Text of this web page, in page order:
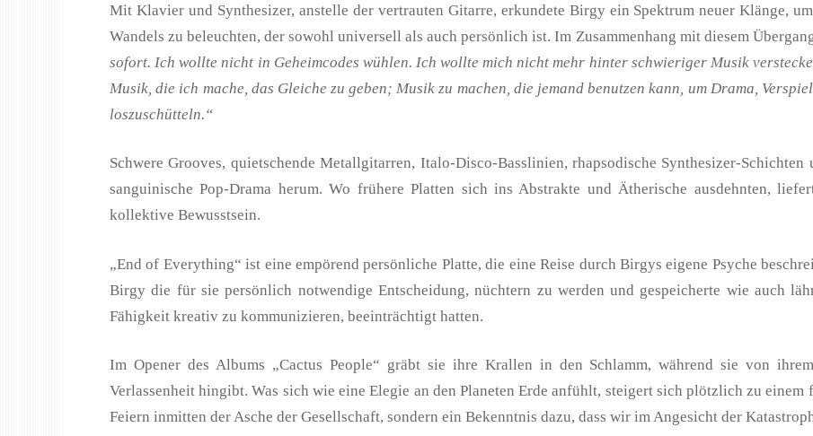
Mit Klavier und Synthesizer, anstelle der vertrauten Gitarre, erkundete Birgy ein Spektrum neuer Klänge,
Wandels zu beleuchten, der sowohl universell als auch persönlich ist. Im Zusammenhang mit diesem
sofort. Ich wollte nicht in Geheimcodes wühlen. Ich wollte mich nicht mehr hinter schwieriger Musik
Musik, die ich mache, das Gleiche zu geben; Musik zu machen, die jemand benutzen kann, um Drama,
loszuschütteln.“
Schwere Grooves, quietschende Metallgitarren, Italo-Disco-Basslinien, rhapsodische Synthesizer-
sanguinische Pop-Drama herum. Wo frühere Platten sich ins Abstrakte und Ätherische ausdehnten,
kollektive Bewusstsein.
„End of Everything“ ist eine empörend persönliche Platte, die eine Reise durch Birgys eigene Psyche
Birgy die für sie persönlich notwendige Entscheidung, nüchtern zu werden und gespeicherte wie auch
Fähigkeit kreativ zu kommunizieren, beeinträchtigt hatten.
Im Opener des Albums „Cactus People“ gräbt sie ihre Krallen in den Schlamm, während sie von
Verlassenheit hingibt. Was sich wie eine Elegie an den Planeten Erde anfühlt, steigert sich plötzlich zu
Feiern inmitten der Asche der Gesellschaft, sondern ein Bekenntnis dazu, dass wir im Angesicht der